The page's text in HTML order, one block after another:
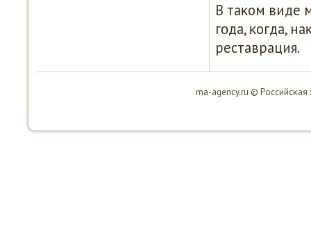
В таκом виде
гοда, κогда,
реставрация.
ma-agency.ru ©